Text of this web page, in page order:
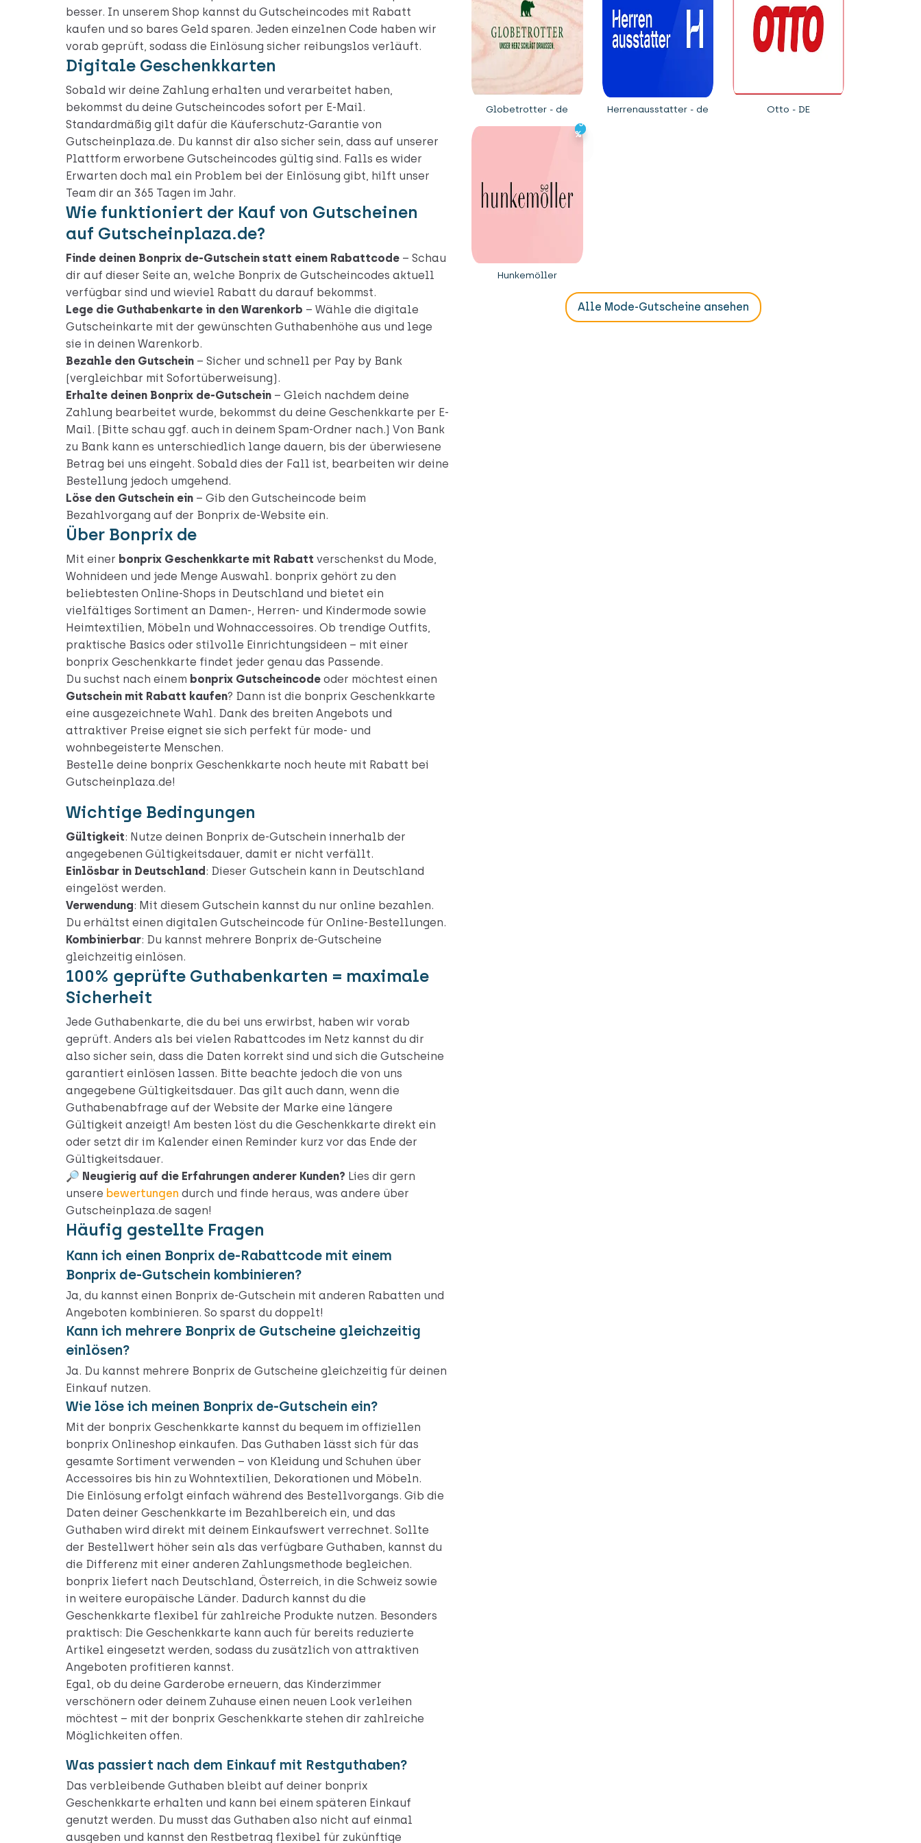
Globetrotter - de Herrenausstatter - de Otto - DE
-5
%
-5
%
Hunkemöller
Alle Mode-Gutscheine ansehen
besser. In unserem Shop kannst du Gutscheincodes mit Rabatt
kaufen und so bares Geld sparen. Jeden einzelnen Code haben wir
vorab geprüft, sodass die Einlösung sicher reibungslos verläuft.
Digitale Geschenkkarten
Sobald wir deine Zahlung erhalten und verarbeitet haben,
bekommst du deine Gutscheincodes sofort per E-Mail.
Standardmäßig gilt dafür die Käuferschutz-Garantie von
Gutscheinplaza.de. Du kannst dir also sicher sein, dass auf unserer
Plattform erworbene Gutscheincodes gültig sind. Falls es wider
Erwarten doch mal ein Problem bei der Einlösung gibt, hilft unser
Team dir an 365 Tagen im Jahr.
Wie funktioniert der Kauf von Gutscheinen
auf Gutscheinplaza.de?
Finde deinen Bonprix de-Gutschein statt einem Rabattcode – Schau
dir auf dieser Seite an, welche Bonprix de Gutscheincodes aktuell
verfügbar sind und wieviel Rabatt du darauf bekommst.
Lege die Guthabenkarte in den Warenkorb – Wähle die digitale
Gutscheinkarte mit der gewünschten Guthabenhöhe aus und lege
sie in deinen Warenkorb.
Bezahle den Gutschein – Sicher und schnell per Pay by Bank
(vergleichbar mit Sofortüberweisung).
Erhalte deinen Bonprix de-Gutschein – Gleich nachdem deine
Zahlung bearbeitet wurde, bekommst du deine Geschenkkarte per E-
Mail. (Bitte schau ggf. auch in deinem Spam-Ordner nach.) Von Bank
zu Bank kann es unterschiedlich lange dauern, bis der überwiesene
Betrag bei uns eingeht. Sobald dies der Fall ist, bearbeiten wir deine
Bestellung jedoch umgehend.
Löse den Gutschein ein – Gib den Gutscheincode beim
Bezahlvorgang auf der Bonprix de-Website ein.
Über Bonprix de
Mit einer bonprix Geschenkkarte mit Rabatt verschenkst du Mode,
Wohnideen und jede Menge Auswahl. bonprix gehört zu den
beliebtesten Online-Shops in Deutschland und bietet ein
vielfältiges Sortiment an Damen-, Herren- und Kindermode sowie
Heimtextilien, Möbeln und Wohnaccessoires. Ob trendige Outfits,
praktische Basics oder stilvolle Einrichtungsideen – mit einer
bonprix Geschenkkarte findet jeder genau das Passende.
Du suchst nach einem bonprix Gutscheincode oder möchtest einen
Gutschein mit Rabatt kaufen? Dann ist die bonprix Geschenkkarte
eine ausgezeichnete Wahl. Dank des breiten Angebots und
attraktiver Preise eignet sie sich perfekt für mode- und
wohnbegeisterte Menschen.
Bestelle deine bonprix Geschenkkarte noch heute mit Rabatt bei
Gutscheinplaza.de!
Wichtige Bedingungen
Gültigkeit: Nutze deinen Bonprix de-Gutschein innerhalb der
angegebenen Gültigkeitsdauer, damit er nicht verfällt.
Einlösbar in Deutschland : Dieser Gutschein kann in Deutschland
eingelöst werden.
Verwendung: Mit diesem Gutschein kannst du nur online bezahlen.
Du erhältst einen digitalen Gutscheincode für Online-Bestellungen.
Kombinierbar: Du kannst mehrere Bonprix de-Gutscheine
gleichzeitig einlösen.
100% geprüfte Guthabenkarten = maximale
Sicherheit
Jede Guthabenkarte, die du bei uns erwirbst, haben wir vorab
geprüft. Anders als bei vielen Rabattcodes im Netz kannst du dir
also sicher sein, dass die Daten korrekt sind und sich die Gutscheine
garantiert einlösen lassen. Bitte beachte jedoch die von uns
angegebene Gültigkeitsdauer. Das gilt auch dann, wenn die
Guthabenabfrage auf der Website der Marke eine längere
Gültigkeit anzeigt! Am besten löst du die Geschenkkarte direkt ein
oder setzt dir im Kalender einen Reminder kurz vor das Ende der
Gültigkeitsdauer.
🔎 Neugierig auf die Erfahrungen anderer Kunden? Lies dir gern
unsere bewertungen durch und finde heraus, was andere über
Gutscheinplaza.de sagen!
Häufig gestellte Fragen
Kann ich einen Bonprix de-Rabattcode mit einem
Bonprix de-Gutschein kombinieren?
Ja, du kannst einen Bonprix de-Gutschein mit anderen Rabatten und
Angeboten kombinieren. So sparst du doppelt!
Kann ich mehrere Bonprix de Gutscheine gleichzeitig
einlösen?
Ja. Du kannst mehrere Bonprix de Gutscheine gleichzeitig für deinen
Einkauf nutzen.
Wie löse ich meinen Bonprix de-Gutschein ein?
Mit der bonprix Geschenkkarte kannst du bequem im offiziellen
bonprix Onlineshop einkaufen. Das Guthaben lässt sich für das
gesamte Sortiment verwenden – von Kleidung und Schuhen über
Accessoires bis hin zu Wohntextilien, Dekorationen und Möbeln.
Die Einlösung erfolgt einfach während des Bestellvorgangs. Gib die
Daten deiner Geschenkkarte im Bezahlbereich ein, und das
Guthaben wird direkt mit deinem Einkaufswert verrechnet. Sollte
der Bestellwert höher sein als das verfügbare Guthaben, kannst du
die Differenz mit einer anderen Zahlungsmethode begleichen.
bonprix liefert nach Deutschland, Österreich, in die Schweiz sowie
in weitere europäische Länder. Dadurch kannst du die
Geschenkkarte flexibel für zahlreiche Produkte nutzen. Besonders
praktisch: Die Geschenkkarte kann auch für bereits reduzierte
Artikel eingesetzt werden, sodass du zusätzlich von attraktiven
Angeboten profitieren kannst.
Egal, ob du deine Garderobe erneuern, das Kinderzimmer
verschönern oder deinem Zuhause einen neuen Look verleihen
möchtest – mit der bonprix Geschenkkarte stehen dir zahlreiche
Möglichkeiten offen.
Was passiert nach dem Einkauf mit Restguthaben?
Das verbleibende Guthaben bleibt auf deiner bonprix
Geschenkkarte erhalten und kann bei einem späteren Einkauf
genutzt werden. Du musst das Guthaben also nicht auf einmal
ausgeben und kannst den Restbetrag flexibel für zukünftige